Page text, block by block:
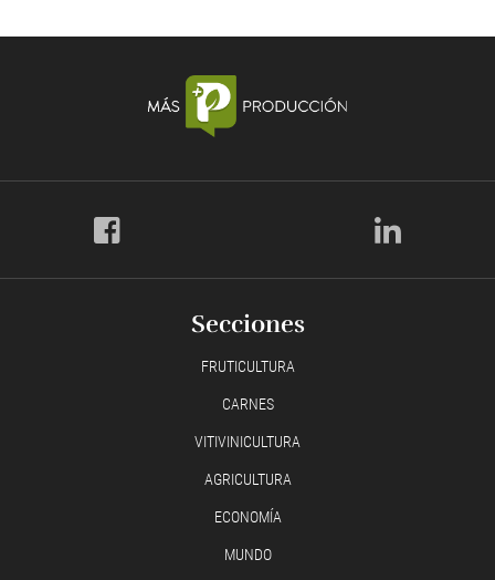
Secciones
FRUTICULTURA
CARNES
VITIVINICULTURA
AGRICULTURA
ECONOMÍA
MUNDO